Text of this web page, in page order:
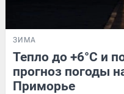
ЗИМА
Тепло до +6°C и
прогноз погоды
Приморье